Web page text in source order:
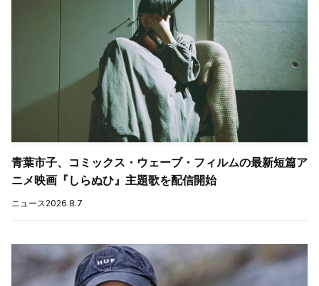
青葉市子、コミックス・ウェーブ・フィルムの最新短篇ア
ニメ映画『しらぬひ』主題歌を配信開始
ニュース2026.8.7